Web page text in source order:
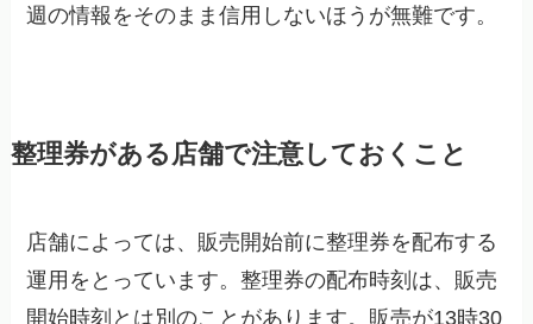
週の情報をそのまま信用しないほうが無難です。
整理券がある店舗で注意しておくこと
店舗によっては、販売開始前に整理券を配布する
運用をとっています。整理券の配布時刻は、販売
開始時刻とは別のことがあります。販売が13時30